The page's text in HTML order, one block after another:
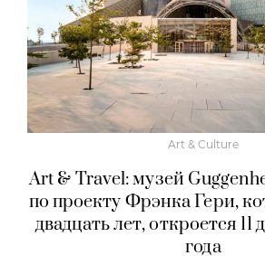
Art & Culture
Art & Travel: музей
по проекту Фрэнка Гери,
двадцать лет, откроется
года